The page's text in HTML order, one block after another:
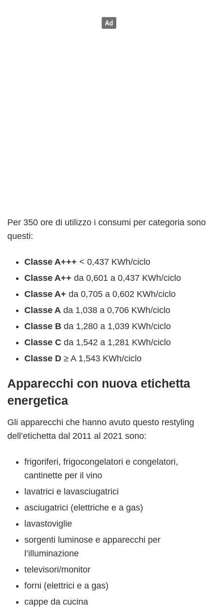
Per 350 ore di utilizzo i consumi per categoria sono
questi:
Classe A+++ < 0,437 KWh/ciclo
Classe A++ da 0,601 a 0,437 KWh/ciclo
Classe A+ da 0,705 a 0,602 KWh/ciclo
Classe A da 1,038 a 0,706 KWh/ciclo
Classe B da 1,280 a 1,039 KWh/ciclo
Classe C da 1,542 a 1,281 KWh/ciclo
Classe D ≥ A 1,543 KWh/ciclo
Apparecchi con nuova etichetta
energetica
Gli apparecchi che hanno avuto questo restyling
dell’etichetta dal 2011 al 2021 sono:
frigoriferi, frigocongelatori e congelatori,
cantinette per il vino
lavatrici e lavasciugatrici
asciugatrici (elettriche e a gas)
lavastoviglie
sorgenti luminose e apparecchi per
l’illuminazione
televisori/monitor
forni (elettrici e a gas)
cappe da cucina